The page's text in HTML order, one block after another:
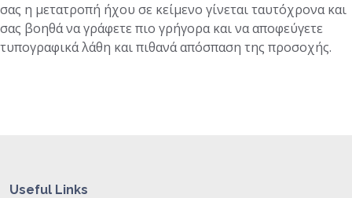
σας η μετατροπή ήχου σε κείμενο γίνεται ταυτόχρονα και
σας βοηθά να γράφετε πιο γρήγορα και να αποφεύγετε
τυπογραφικά λάθη και πιθανά απόσπαση της προσοχής.
Useful Links